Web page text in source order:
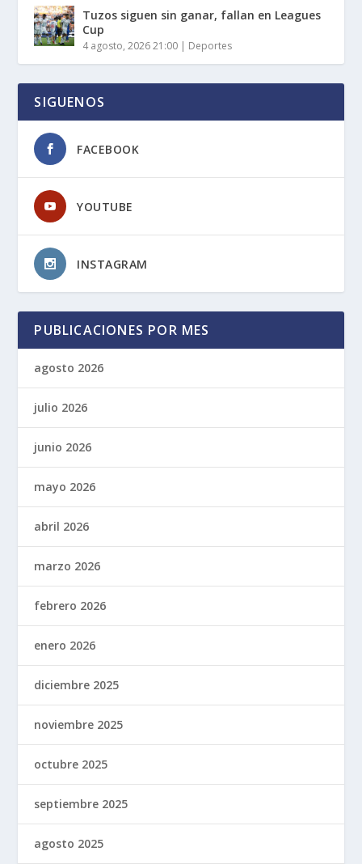
Tuzos siguen sin ganar, fallan en Leagues
Cup
4 agosto, 2026 21:00 | Deportes
SIGUENOS
FACEBOOK
YOUTUBE
INSTAGRAM
PUBLICACIONES POR MES
agosto 2026
julio 2026
junio 2026
mayo 2026
abril 2026
marzo 2026
febrero 2026
enero 2026
diciembre 2025
noviembre 2025
octubre 2025
septiembre 2025
agosto 2025